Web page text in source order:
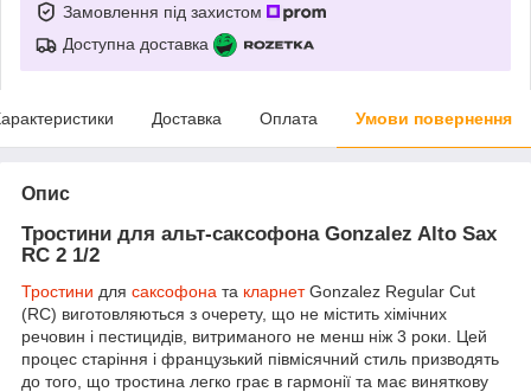
Замовлення під захистом
Доступна доставка
Доставка Оплата Умови повернення
Опис
Тростини для альт-саксофона Gonzalez Alto Sax
RC 2 1/2
Тростини для саксофона та кларнетGonzalez Regular Cut
(RC) виготовляються з очерету, що не містить хімічних
речовин і пестицидів, витриманого не менш ніж 3 роки. Цей
процес старіння і французький півмісячний стиль призводять
до того, що тростина легко грає в гармонії та має виняткову